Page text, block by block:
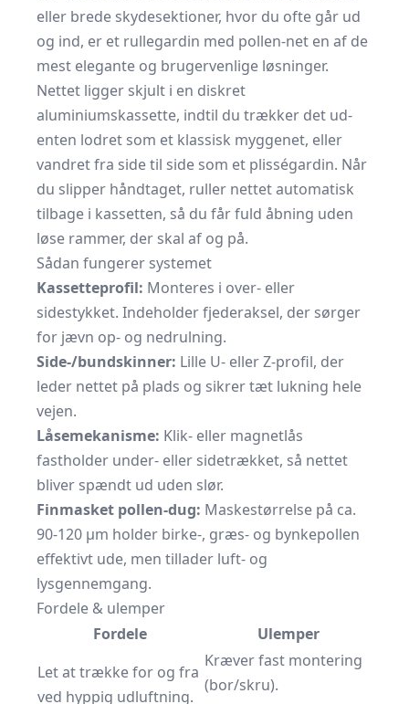
eller brede skydesektioner, hvor du ofte går ud
og ind, er et rullegardin med pollen-net en af de
mest elegante og brugervenlige løsninger.
Nettet ligger skjult i en diskret
aluminiumskassette, indtil du trækker det ud-
enten lodret som et klassisk myggenet, eller
vandret fra side til side som et plisségardin. Når
du slipper håndtaget, ruller nettet automatisk
tilbage i kassetten, så du får fuld åbning uden
løse rammer, der skal af og på.
Sådan fungerer systemet
Kassetteprofil: Monteres i over- eller
sidestykket. Indeholder fjederaksel, der sørger
for jævn op- og nedrulning.
Side-/bundskinner: Lille U- eller Z-profil, der
leder nettet på plads og sikrer tæt lukning hele
vejen.
Låsemekanisme: Klik- eller magnetlås
fastholder under- eller sidetrækket, så nettet
bliver spændt ud uden slør.
Finmasket pollen-dug: Maskestørrelse på ca.
90-120 µm holder birke-, græs- og bynkepollen
effektivt ude, men tillader luft- og
lysgennemgang.
Fordele & ulemper
Fordele
Ulemper
Let at trække for og fra
ved hyppig udluftning.
Kræver fast montering
(bor/skru).